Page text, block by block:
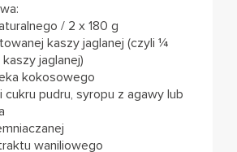
/ 2 x 180 g
kaszy jaglanej (czyli ¼
jaglanej)
kokosowego
pudru, syropu z agawy lub
waniliowego